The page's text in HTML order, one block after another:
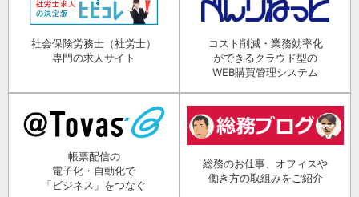
社会保険労務士（社労士）
専門の求人サイト
コスト削減・業務効率化
ができるクラウド型の
WEB購買管理システム
帳票配信の
電子化・自動化で
「ビジネス」をつなぐ
総務のお仕事、オフィスや
働き方の取組みをご紹介